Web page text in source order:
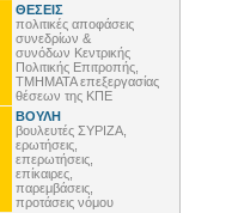
ΘΕΣΕΙΣ
πολιτικές αποφάσεις
συνεδρίων &
συνόδων Κεντρικής
Πολιτικής Επιτροπής,
ΤΜΗΜΑΤΑ επεξεργασίας
θέσεων της ΚΠΕ
ΒΟΥΛΗ
βουλευτές ΣΥΡΙΖΑ,
ερωτήσεις,
επερωτήσεις,
επίκαιρες,
παρεμβάσεις,
προτάσεις νόμου